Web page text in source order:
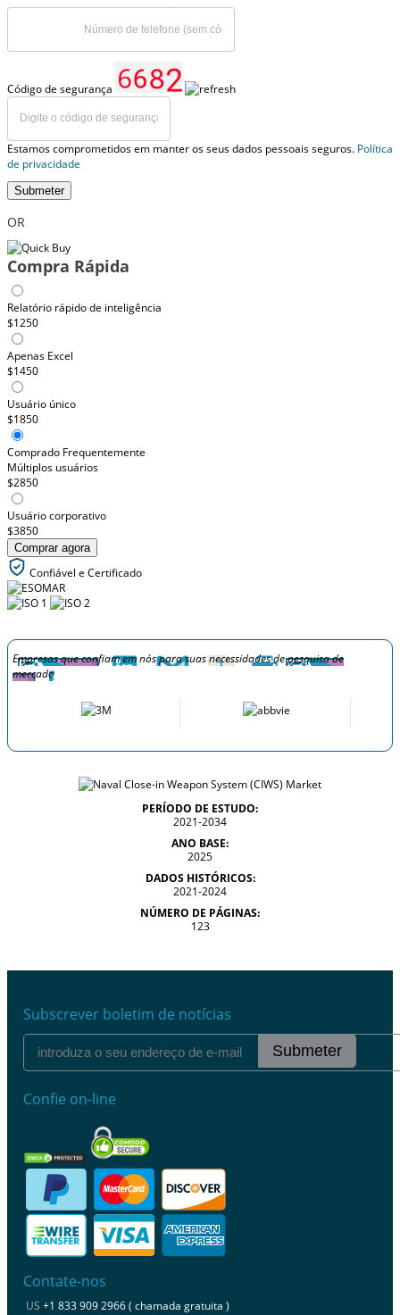
Código de segurança
Estamos comprometidos em manter os seus dados pessoais seguros. Política
de privacidade
Submeter
OR
Compra Rápida
Relatório rápido de inteligência
$1250
Apenas Excel
$1450
Usuário único
$1850
Comprado Frequentemente
Múltiplos usuários
$2850
Usuário corporativo
$3850
Comprar agora
Confiável e Certificado
Empresas que confiam em nós para suas necessidades de pesquisa de
mercado
PERÍODO DE ESTUDO:
2021-2034
ANO BASE:
2025
DADOS HISTÓRICOS:
2021-2024
NÚMERO DE PÁGINAS:
123
Subscrever boletim de notícias
Submeter
Confie on-line
Contate-nos
US +1 833 909 2966 ( chamada gratuita )